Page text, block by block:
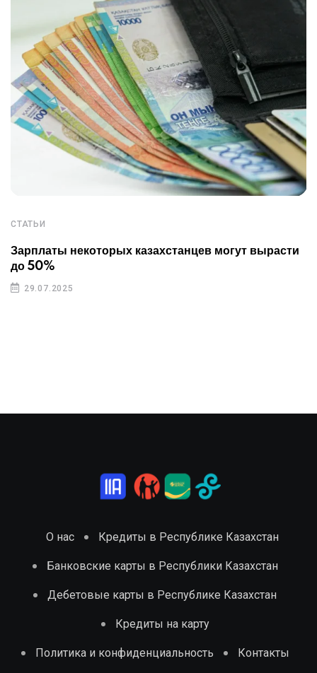
СТАТЬИ
Зарплаты некоторых казахстанцев могут вырасти
до 50%
29.07.2025
О нас Кредиты в Республике Казахстан
Банковские карты в Республики Казахстан
Дебетовые карты в Республике Казахстан
Кредиты на карту
Политика и конфиденциальность Контакты